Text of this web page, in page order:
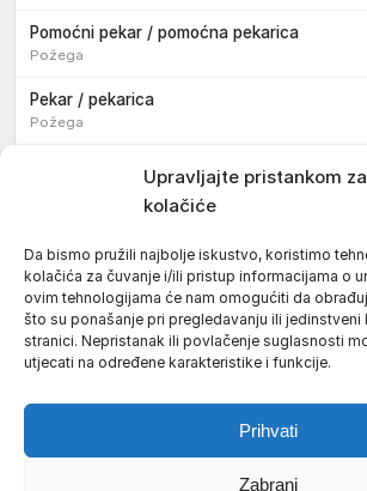
Upravljajte pristankom za
kolačiće
Da bismo pružili najbolje iskustvo, koristimo
kolačića za čuvanje i/ili pristup informacijama o
ovim tehnologijama će nam omogućiti da
što su ponašanje pri pregledavanju ili jedinstveni
stranici. Nepristanak ili povlačenje suglasnosti
utjecati na određene karakteristike i funkcije.
Prihvati
Zabrani
Pomoćni pekar / pomoćna pekarica
Požega
Pekar / pekarica
Požega
Konobar / konobarica
Tokar / tokarica
Jakšić
Njegovatelj / njegovateljica starijih i
Resnik